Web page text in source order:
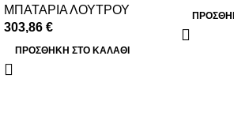
ΜΠΑΤΑΡΙΑ ΛΟΥΤΡΟΥ
303,86 €
ΠΡΟΣΘΉΚΗ ΣΤΟ ΚΑΛΆΘΙ